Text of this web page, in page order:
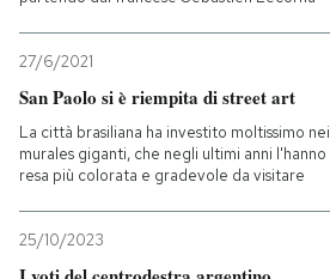
27/6/2021
San Paolo si è riempita di street art
La città brasiliana ha investito moltissimo nei
murales giganti, che negli ultimi anni l'hanno
resa più colorata e gradevole da visitare
25/10/2023